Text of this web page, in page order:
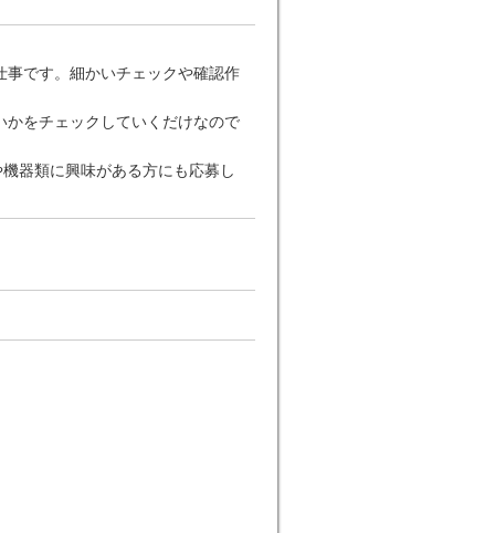
です。細かいチェックや確認作
をチェックしていくだけなので
器類に興味がある方にも応募し